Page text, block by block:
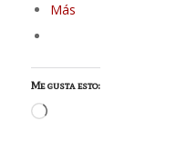
Más
Me gusta esto:
Cargando...